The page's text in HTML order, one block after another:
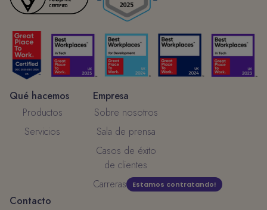
Qué hacemos
Productos
Servicios
Empresa
Sobre nosotros
Sala de prensa
Casos de éxito
de clientes
Carreras
Estamos contratando!
Contacto